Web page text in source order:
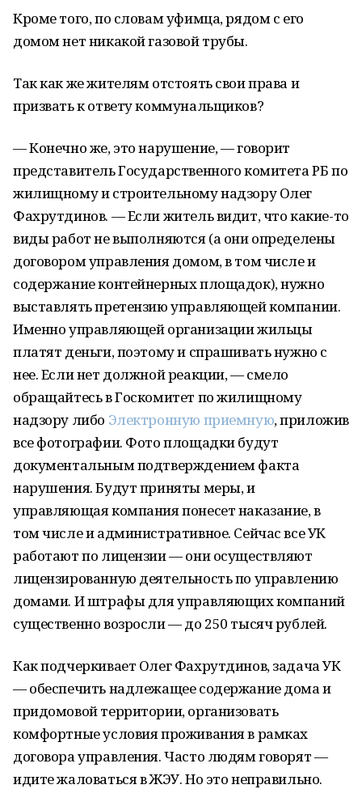
Кроме того, по словам уфимца, рядом с его
домом нет никакой газовой трубы.
Так как же жителям отстоять свои права и
призвать к ответу коммунальщиков?
— Конечно же, это нарушение, — говорит
представитель Государственного комитета РБ по
жилищному и строительному надзору Олег
Фахрутдинов. — Если житель видит, что какие-то
виды работ не выполняются (а они определены
договором управления домом, в том числе и
содержание контейнерных площадок), нужно
выставлять претензию управляющей компании.
Именно управляющей организации жильцы
платят деньги, поэтому и спрашивать нужно с
нее. Если нет должной реакции, — смело
обращайтесь в Госкомитет по жилищному
надзору либо Электронную приемную, приложив
все фотографии. Фото площадки будут
документальным подтверждением факта
нарушения. Будут приняты меры, и
управляющая компания понесет наказание, в
том числе и административное. Сейчас все УК
работают по лицензии — они осуществляют
лицензированную деятельность по управлению
домами. И штрафы для управляющих компаний
существенно возросли — до 250 тысяч рублей.
Как подчеркивает Олег Фахрутдинов, задача УК
— обеспечить надлежащее содержание дома и
придомовой территории, организовать
комфортные условия проживания в рамках
договора управления. Часто людям говорят —
идите жаловаться в ЖЭУ. Но это неправильно.